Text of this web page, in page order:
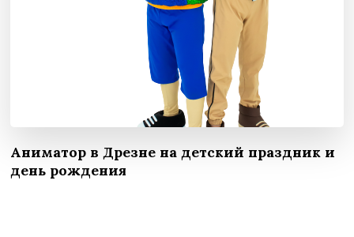
Аниматор в Дрезне на детский праздник и
день рождения